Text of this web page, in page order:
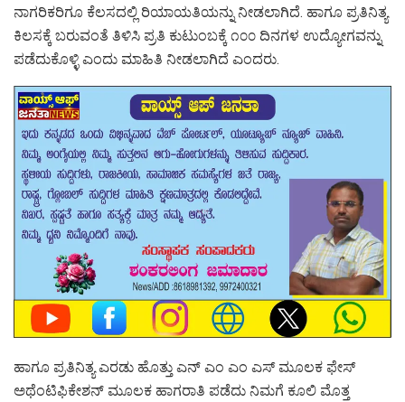
ನಾಗರಿಕರಿಗೂ ಕೆಲಸದಲ್ಲಿ ರಿಯಾಯತಿಯನ್ನು ನೀಡಲಾಗಿದೆ. ಹಾಗೂ ಪ್ರತಿನಿತ್ಯ
ಕಿಲಸಕ್ಕೆ ಬರುವಂತೆ ತಿಳಿಸಿ ಪ್ರತಿ ಕುಟುಂಬಕ್ಕೆ ೧೦೦ ದಿನಗಳ ಉದ್ಯೋಗವನ್ನು
ಪಡೆದುಕೊಳ್ಳಿ ಎಂದು ಮಾಹಿತಿ ನೀಡಲಾಗಿದೆ ಎಂದರು.
ಹಾಗೂ ಪ್ರತಿನಿತ್ಯ ಎರಡು ಹೊತ್ತು ಎನ್ ಎಂ ಎಂ ಎಸ್ ಮೂಲಕ ಫೇಸ್
ಅಥೆಂಟಿಫಿಕೇಶನ್ ಮೂಲಕ ಹಾಗರಾತಿ ಪಡೆದು ನಿಮಗೆ ಕೂಲಿ ಮೊತ್ತ